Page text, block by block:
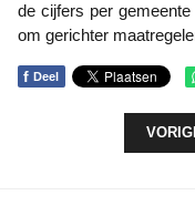
de cijfers per
om gerichter
f Deel
VORIG